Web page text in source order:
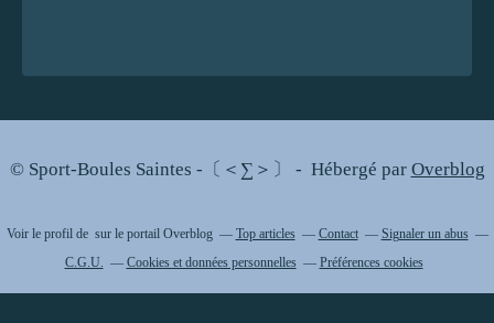
© Sport-Boules Saintes -〔＜∑＞〕 - Hébergé par Overblog
Voir le profil de sur le portail Overblog Top articles Contact
Signaler un abus
C.G.U.
Cookies et données personnelles Préférences cookies